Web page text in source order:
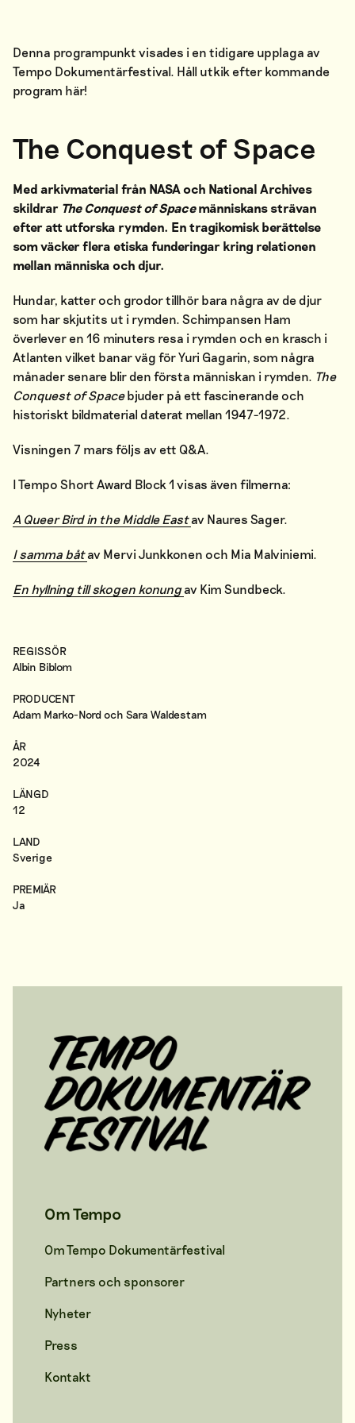
Denna programpunkt visades i en tidigare upplaga av
Tempo Dokumentärfestival. Håll utkik efter kommande
program här!
The Conquest of Space
Med arkivmaterial från NASA och National Archives
skildrar The Conquest of Spacemänniskans strävan
efter att utforska rymden. En tragikomisk berättelse
som väcker flera etiska funderingar kring relationen
mellan människa och djur.
Hundar, katter och grodor tillhör bara några av de djur
som har skjutits ut i rymden. Schimpansen Ham
överlever en 16 minuters resa i rymden och en krasch i
Atlanten vilket banar väg för Yuri Gagarin, som några
månader senare blir den första människan i rymden. The
Conquest of Spacebjuder på ett fascinerande och
historiskt bildmaterial daterat mellan 1947-1972.
Visningen 7 mars följs av ett Q&A.
I Tempo Short Award Block 1 visas även filmerna:
A Queer Bird in the Middle Eastav Naures Sager.
I samma båtav Mervi Junkkonen och Mia Malviniemi.
En hyllning till skogen konungav Kim Sundbeck.
REGISSÖR
Albin Biblom
PRODUCENT
Adam Marko-Nord och Sara Waldestam
ÅR
2024
LÄNGD
12
LAND
Sverige
PREMIÄR
Ja
Om Tempo
Om Tempo Dokumentärfestival
Partners och sponsorer
Nyheter
Press
Kontakt